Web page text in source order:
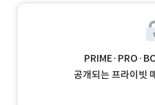
공개되는 프라이빗